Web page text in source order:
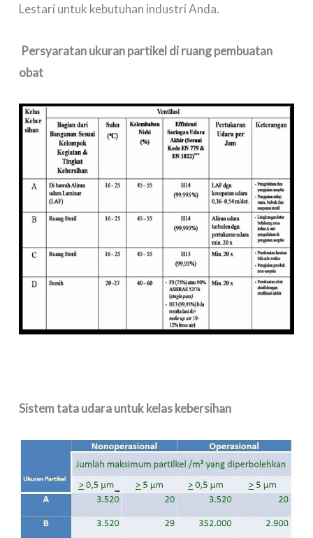
Lestari untuk kebutuhan industri Anda.
Persyaratan ukuran partikel di ruang pembuatan
obat
Sistem tata udara untuk kelas kebersihan